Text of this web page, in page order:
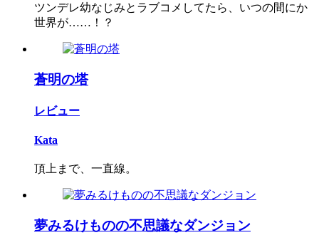
ツンデレ幼なじみとラブコメしてたら、いつの間にか
世界が……！？
蒼明の塔
レビュー
Kata
頂上まで、一直線。
夢みるけものの不思議なダンジョン